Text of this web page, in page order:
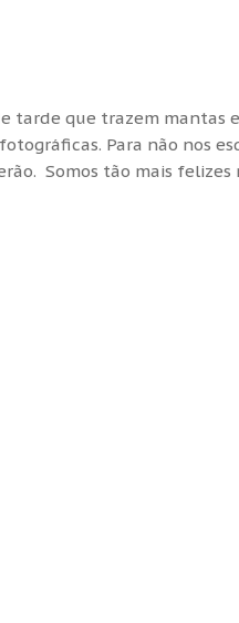
tarde que trazem mantas
Para não nos
Somos tão mais felizes